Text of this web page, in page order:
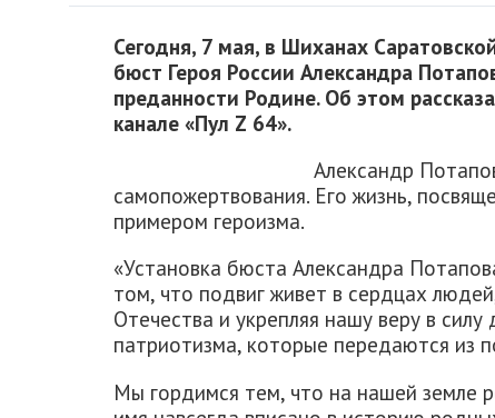
Сегодня, 7 мая, в Шиханах
бюст Героя России Александра
преданности Родине. Об этом
канале «Пул Z 64».
Александр
самопожертвования. Его жизнь,
примером героизма.
«Установка бюста Александра
том, что подвиг живет в сердцах
Отечества и укрепляя нашу веру в
патриотизма, которые передаются из
Мы гордимся тем, что на нашей земле